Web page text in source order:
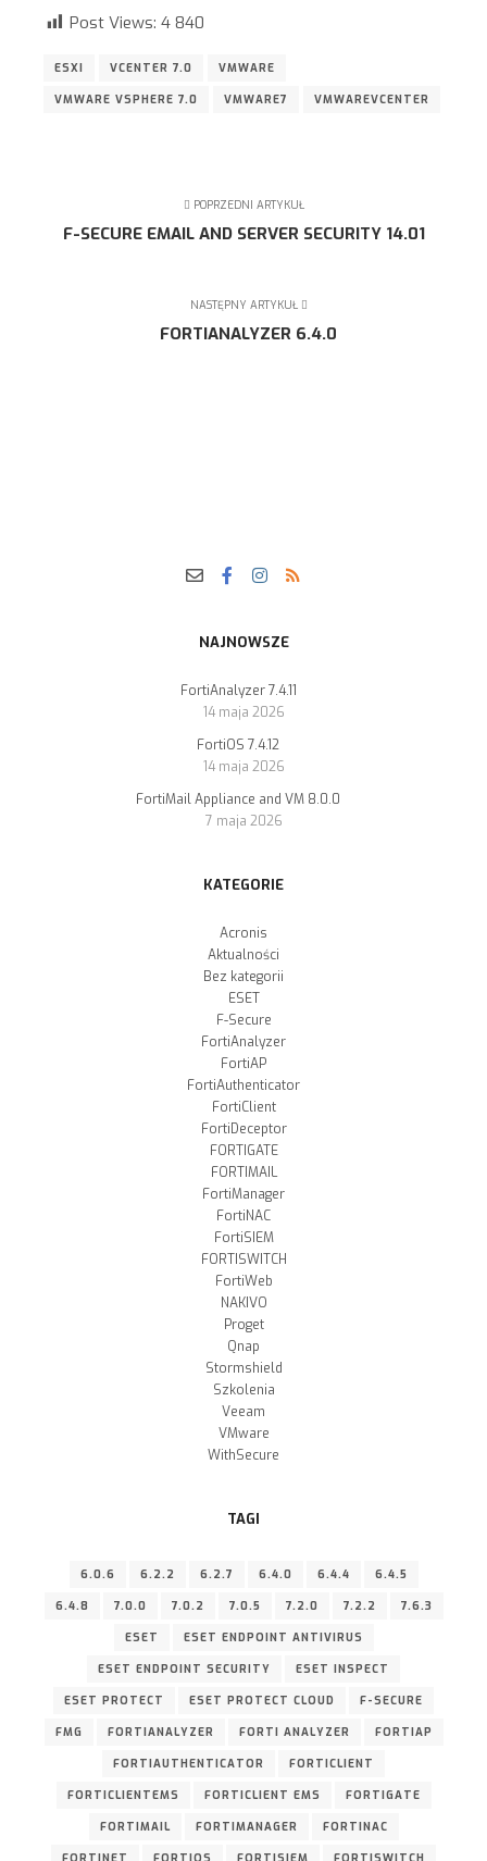
Post Views: 4 840
ESXI VCENTER 7.0 VMWARE
VMWARE VSPHERE 7.0 VMWARE7 VMWAREVCENTER
POPRZEDNI ARTYKUŁ
F-SECURE EMAIL AND SERVER SECURITY 14.01
NASTĘPNY ARTYKUŁ
FORTIANALYZER 6.4.0
NAJNOWSZE
FortiAnalyzer 7.4.11
14 maja 2026
FortiOS 7.4.12
14 maja 2026
FortiMail Appliance and VM 8.0.0
7 maja 2026
KATEGORIE
Acronis
Aktualności
Bez kategorii
ESET
F-Secure
FortiAnalyzer
FortiAP
FortiAuthenticator
FortiClient
FortiDeceptor
FORTIGATE
FORTIMAIL
FortiManager
FortiNAC
FortiSIEM
FORTISWITCH
FortiWeb
NAKIVO
Proget
Qnap
Stormshield
Szkolenia
Veeam
VMware
WithSecure
TAGI
6.0.6 6.2.2 6.2.7 6.4.0 6.4.4 6.4.5
6.4.8 7.0.0 7.0.2 7.0.5 7.2.0 7.2.2 7.6.3
ESET ESET ENDPOINT ANTIVIRUS
ESET ENDPOINT SECURITY ESET INSPECT
ESET PROTECT ESET PROTECT CLOUD F-SECURE
FMG FORTIANALYZER FORTI ANALYZER FORTIAP
FORTIAUTHENTICATOR FORTICLIENT
FORTICLIENTEMS FORTICLIENT EMS FORTIGATE
FORTIMAIL FORTIMANAGER FORTINAC